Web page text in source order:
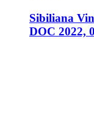
Sibiliana
DOC 2022,